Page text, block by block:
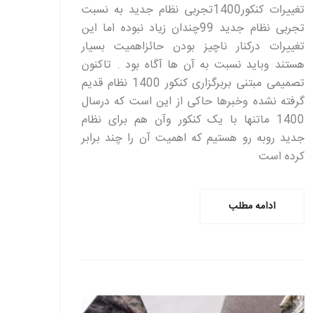
تغییرات کنکور1400تجربی نظام جدید به نسبت
تجربی نظام جدید 99چندان زیاد نبوده اما این
تغییرات درکنار ناچیز بودن حائزاهمیت بسیار
هستند وباید نسبت به آن ها آگاه بود . تاکنون
تصمیمی مبتنی بربرگزاری کنکور 1400 نظام قدیم
گرفته نشده وخبرها حاکی از این است که درسال
1400 ماتنها با یک کنکور وآن هم برای نظام
جدید روبه رو هستیم که اهمیت آن را چند برابر
کرده است
ادامه مطلب